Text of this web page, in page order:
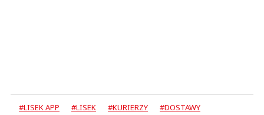
#LISEK APP #LISEK #KURIERZY
#DOSTAWY